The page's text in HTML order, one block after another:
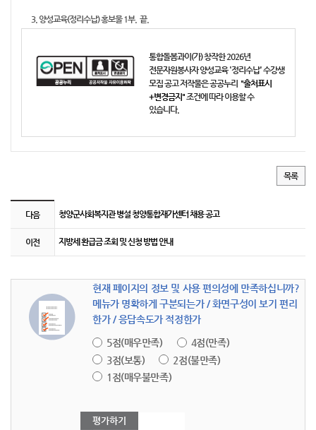
3. 양성교육(정리수납) 홍보물 1부. 끝.
통합돌봄과이(가) 창작한2026년
전문자원봉사자 양성교육 '정리수납' 수강생
모집 공고저작물은 공공누리 "출처표시
+변경금지"조건에 따라 이용할 수
있습니다.
목록
게시판 이전 및 다음 링크
행정_새소식의 이전글과 다음글을 보여주는 설명하는 표입니다.
다음 청양군사회복지관 병설 청양통합재가센터 채용 공고
이전 지방세 환급금 조회 및 신청 방법 안내
현재 페이지의 정보 및 사용 편의성에 만족하십니까?
메뉴가 명확하게 구분되는가 / 화면구성이 보기 편리
한가 / 응답속도가 적정한가
5점(매우만족)
4점(만족)
3점(보통)
2점(불만족)
1점(매우불만족)
여